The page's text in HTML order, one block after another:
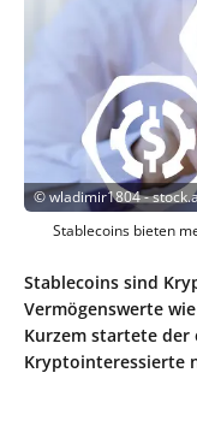
©wladimir1804 -
Stablecoins bieten
Stablecoins sind
Vermögenswerte
Kurzem startete der
Kryptointeressierte